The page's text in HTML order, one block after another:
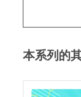
本系列的